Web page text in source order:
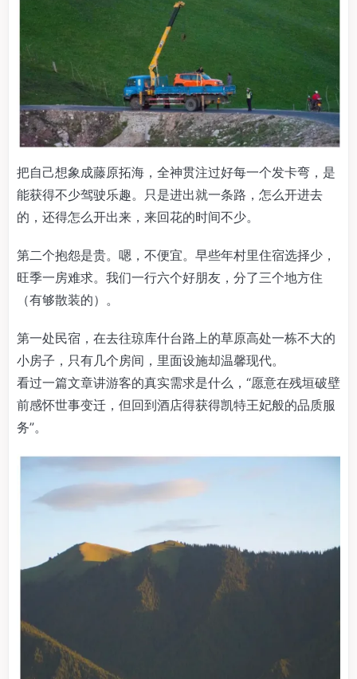
把自己想象成藤原拓海，全神贯注过好每一个发卡弯，是
能获得不少驾驶乐趣。只是进出就一条路，怎么开进去
的，还得怎么开出来，来回花的时间不少。
第二个抱怨是贵。嗯，不便宜。早些年村里住宿选择少，
旺季一房难求。我们一行六个好朋友，分了三个地方住
（有够散装的）。
第一处民宿，在去往琼库什台路上的草原高处一栋不大的
小房子，只有几个房间，里面设施却温馨现代。
看过一篇文章讲游客的真实需求是什么，“愿意在残垣破壁
前感怀世事变迁，但回到酒店得获得凯特王妃般的品质服
务”。